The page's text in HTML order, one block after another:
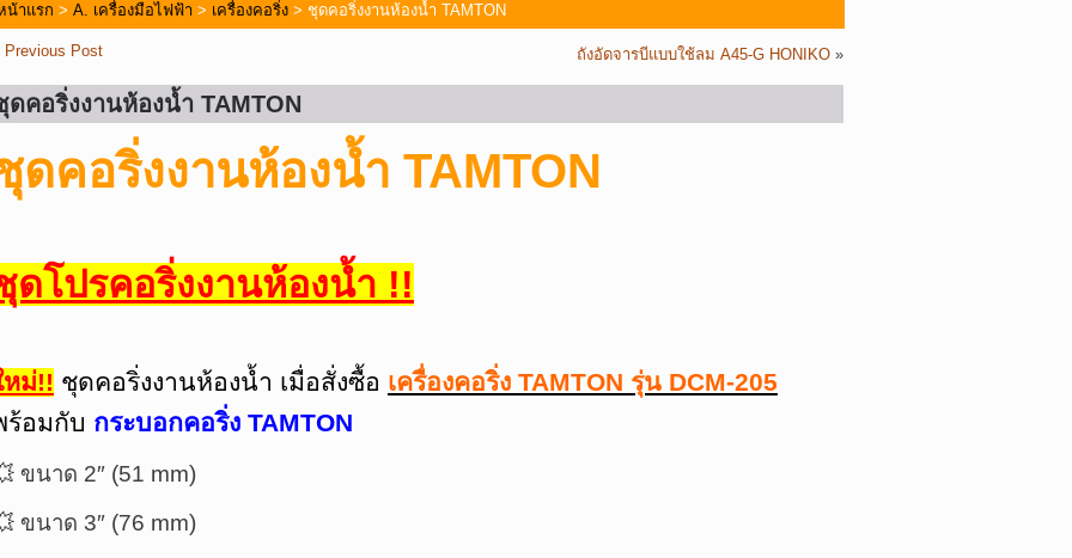
น้าแรก > A. เครื่องมือไฟฟ้า > เครื่องคอริ่ง > ชุดคอริ่งงานห้องน้ำ TAMTON
Previous Post ถังอัดจารบีแบบใช้ลม A45-G HONIKO »
ดคอริ่งงานห้องน้ำ TAMTON
ดคอริ่งงานห้องน้ำ TAMTON
ดโปรคอริ่งงานห้องน้ำ !!
หม่!! ชุดคอริ่งงานห้องน้ำ เมื่อสั่งซื้อ เครื่องคอริ่ง TAMTON รุ่น DCM-205
ร้อมกับ กระบอกคอริ่ง TAMTON
ขนาด 2″ (51 mm)
ขนาด 3″ (76 mm)